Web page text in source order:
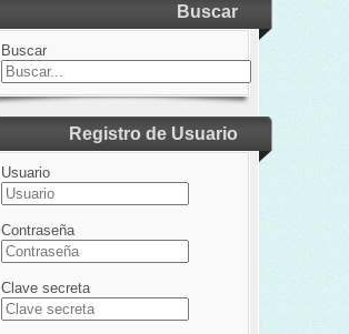
Buscar
Buscar
Registro de Usuario
Usuario
Contraseña
Clave secreta